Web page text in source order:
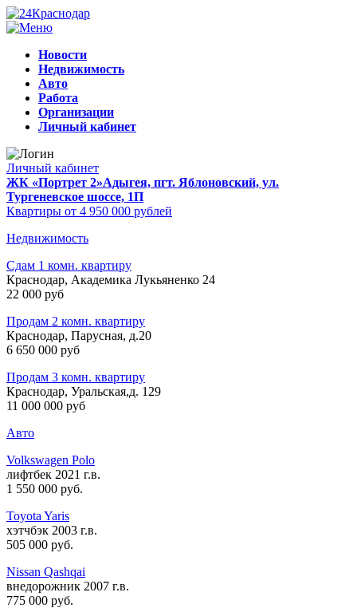
Новости
Недвижимость
Авто
Работа
Организации
Личный кабинет
Личный кабинет
ЖК «Портрет 2»Адыгея, пгт. Яблоновский, ул.
Тургеневское шоссе, 1П
Квартиры от 4 950 000 рублей
Недвижимость
Сдам 1 комн. квартиру
Краснодар, Академика Лукьяненко 24
22 000 руб
Продам 2 комн. квартиру
Краснодар, Парусная, д.20
6 650 000 руб
Продам 3 комн. квартиру
Краснодар, Уральская,д. 129
11 000 000 руб
Авто
Volkswagen Polo
лифтбек 2021 г.в.
1 550 000 руб.
Toyota Yaris
хэтчбэк 2003 г.в.
505 000 руб.
Nissan Qashqai
внедорожник 2007 г.в.
775 000 руб.